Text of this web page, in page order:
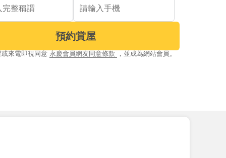
預約賞屋
來電即視同意 永慶會員網友同意條款 ，並成為網站會員。